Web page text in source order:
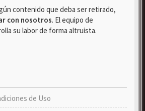
contenido que deba ser retirado,
con nosotros. El equipo de
su labor de forma altruista.
de Uso